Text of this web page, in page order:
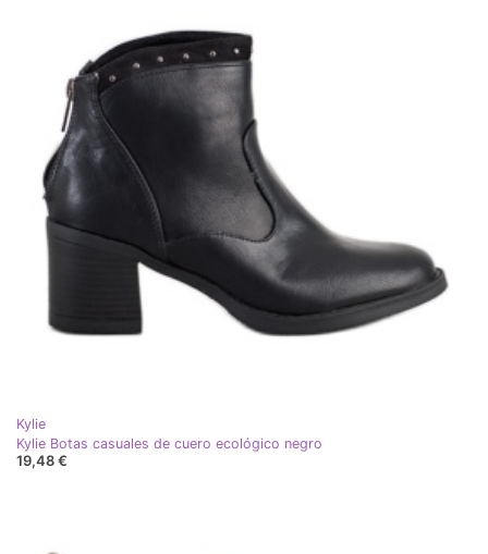
Kylie
Kylie Botas casuales de cuero ecológico negro
19,48 €